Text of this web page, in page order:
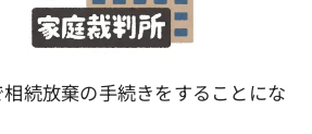
続放棄の手続きをすることにな